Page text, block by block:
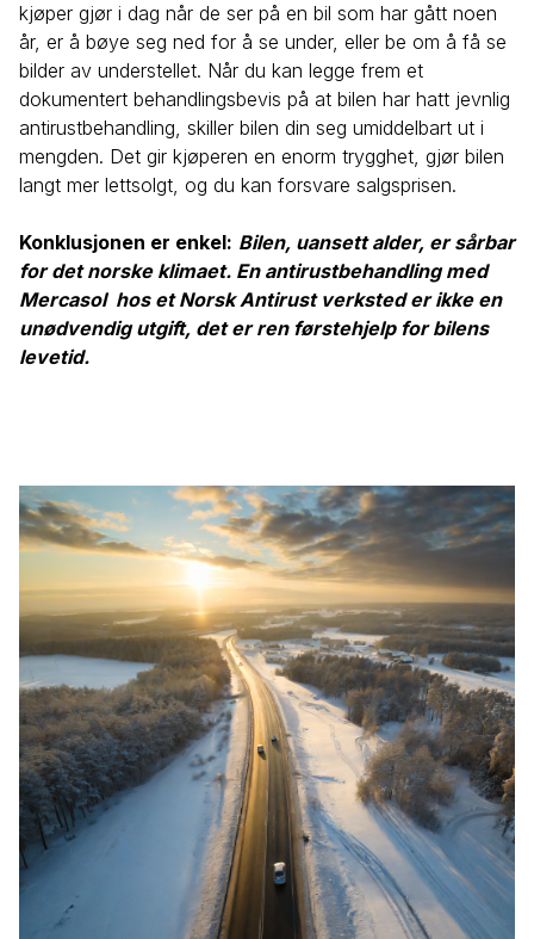
kjøper gjør i dag når de ser på en bil som har gått noen
år, er å bøye seg ned for å se under, eller be om å få se
bilder av understellet. Når du kan legge frem et
dokumentert behandlingsbevis på at bilen har hatt jevnlig
antirustbehandling, skiller bilen din seg umiddelbart ut i
mengden. Det gir kjøperen en enorm trygghet, gjør bilen
langt mer lettsolgt, og du kan forsvare salgsprisen.
Konklusjonen er enkel: Bilen, uansett alder, er sårbar
for det norske klimaet. En antirustbehandling med
Mercasol hos et Norsk Antirust verksted er ikke en
unødvendig utgift, det er ren førstehjelp for bilens
levetid.